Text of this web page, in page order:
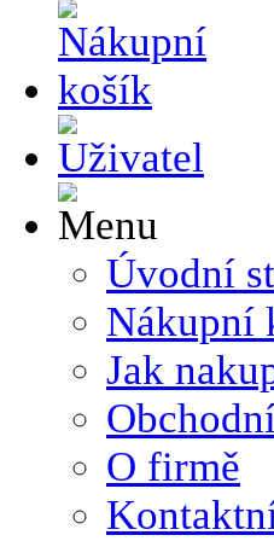
Úvodní
Nákupní
Jak
O firmě